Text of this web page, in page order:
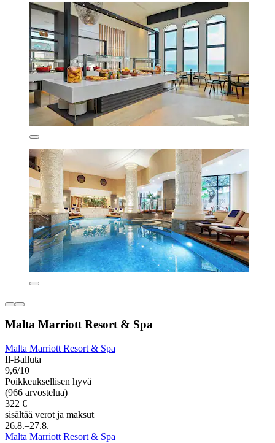
Malta Marriott Resort & Spa
Malta Marriott Resort & Spa
Il-Balluta
9,6/10
Poikkeuksellisen hyvä
(966 arvostelua)
322 €
sisältää verot ja maksut
26.8.–27.8.
Malta Marriott Resort & Spa